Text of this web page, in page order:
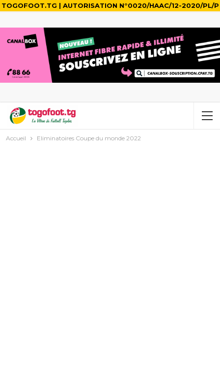
TOGOFOOT.TG | AUTORISATION N°0020/HAAC/12-2020/PL/P
Accueil Eliminatoires Coupe du monde 2022